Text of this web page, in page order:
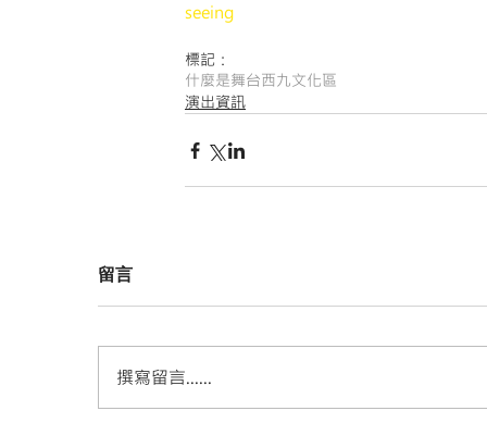
seeing
標記：
什麼是舞台西九文化區
演出資訊
留言
撰寫留言......